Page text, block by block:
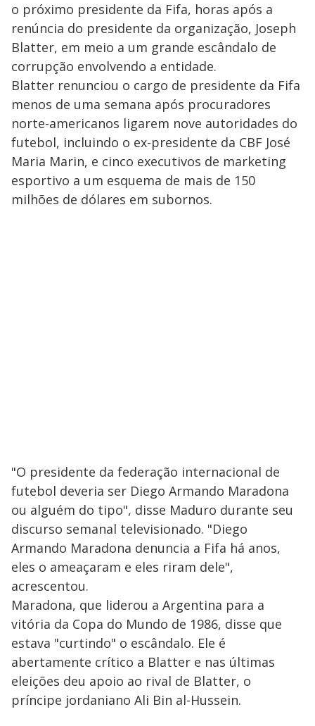
o próximo presidente da Fifa, horas após a
renúncia do presidente da organização, Joseph
Blatter, em meio a um grande escândalo de
corrupção envolvendo a entidade.
Blatter renunciou o cargo de presidente da Fifa
menos de uma semana após procuradores
norte-americanos ligarem nove autoridades do
futebol, incluindo o ex-presidente da CBF José
Maria Marin, e cinco executivos de marketing
esportivo a um esquema de mais de 150
milhões de dólares em subornos.
"O presidente da federação internacional de
futebol deveria ser Diego Armando Maradona
ou alguém do tipo", disse Maduro durante seu
discurso semanal televisionado. "Diego
Armando Maradona denuncia a Fifa há anos,
eles o ameaçaram e eles riram dele",
acrescentou.
Maradona, que liderou a Argentina para a
vitória da Copa do Mundo de 1986, disse que
estava "curtindo" o escândalo. Ele é
abertamente crítico a Blatter e nas últimas
eleições deu apoio ao rival de Blatter, o
príncipe jordaniano Ali Bin al-Hussein.